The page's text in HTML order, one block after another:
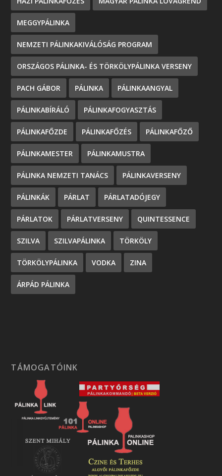
MEGGYPÁLINKA
NEMZETI PÁLINKAKIVÁLÓSÁG PROGRAM
ORSZÁGOS PÁLINKA- ÉS TÖRKÖLYPÁLINKA VERSENY
PACH GÁBOR PÁLINKA PÁLINKAANGYAL
PÁLINKABÍRÁLÓ PÁLINKAFOGYASZTÁS
PÁLINKAFŐZDE PÁLINKAFŐZÉS PÁLINKAFŐZŐ
PÁLINKAMESTER PÁLINKAMUSTRA
PÁLINKA NEMZETI TANÁCS PÁLINKAVERSENY
PÁLINKÁK PÁRLAT PÁRLATADÓJEGY
PÁRLATOK PÁRLATVERSENY QUINTESSENCE
SZILVA SZILVAPÁLINKA TÖRKÖLY
TÖRKÖLYPÁLINKA VODKA ZINA
ÁRPÁD PÁLINKA
TÁMOGATÓINK